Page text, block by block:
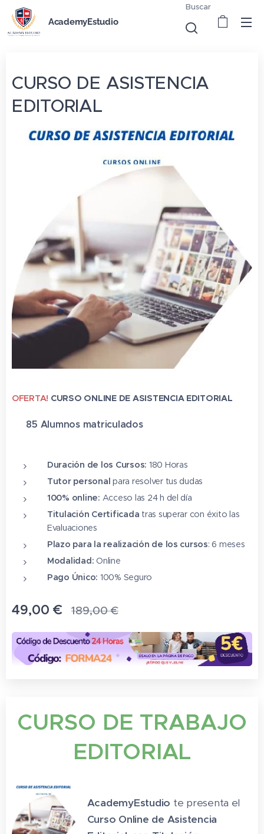
AcademyEstudio
Buscar
CURSO DE ASISTENCIA
EDITORIAL
OFERTA! CURSO ONLINE DE ASISTENCIA EDITORIAL
✔ 85 Alumnos matriculados
Duración de los Cursos: 180 Horas
Tutor personalpara resolver tus dudas
100% online: Acceso las 24 h del día
Titulación Certificada tras superar con éxito las
Evaluaciones
Plazo para la realización de los cursos: 6 meses
Modalidad: Online
Pago Único: 100% Seguro
49,00 € 189,00€
CURSO DE TRABAJO
EDITORIAL
AcademyEstudio te presenta el
Curso Online de Asistencia